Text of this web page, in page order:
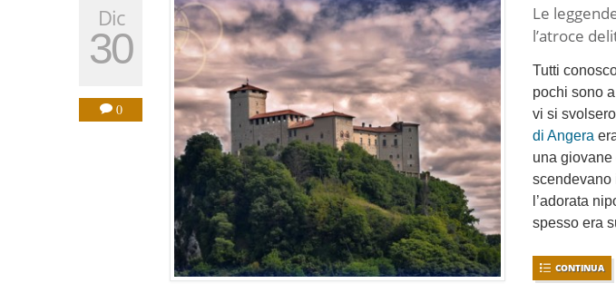
Dic
30
0
Le
l’atroce
Tutti
pochi sono
vi si
di Angera
una
scendevano
l’adorata
spesso era
CONTINUA